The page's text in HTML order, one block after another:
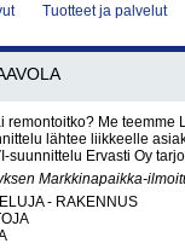
Tuotteet ja palvelut
remontoitko? Me teemme
lähtee liikkeelle
suunnittelu Ervasti Oy
Markkinapaikka-
- RAKENNUS